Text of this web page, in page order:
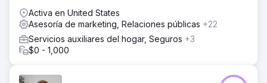
Activa en United States
Asesoría de marketing, Relaciones públicas +22
Servicios auxiliares del hogar, Seguros +3
$0 - 1,000